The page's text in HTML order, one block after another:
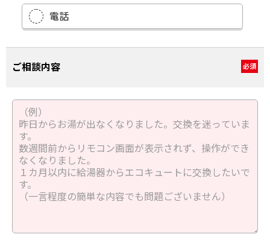
電話
ご相談内容 必須